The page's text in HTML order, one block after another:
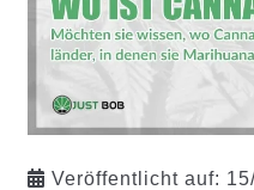
Veröffentlicht auf: